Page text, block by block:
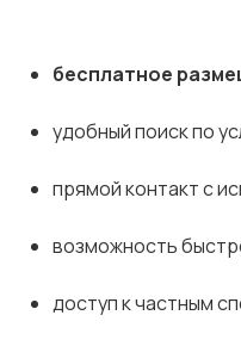
бесплатное
удобный поиск по
прямой контакт с
возможность
доступ к частным